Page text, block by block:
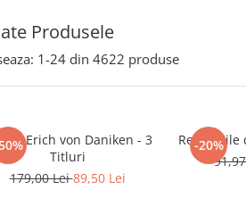
Produsele
1-24 din 4622 produse
Erich von Daniken - 3
Titluri
179,00 Lei89,50 Lei
-20%